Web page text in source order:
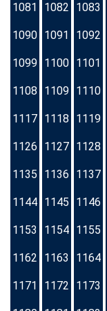
1081 1082 1083
1090 1091 1092
1099 1100 1101
1108 1109 1110
1117 1118 1119
1126 1127 1128
1135 1136 1137
1144 1145 1146
1153 1154 1155
1162 1163 1164
1171 1172 1173